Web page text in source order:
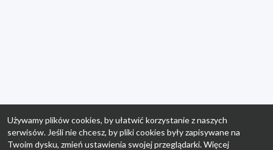
Używamy plików cookies, by ułatwić korzystanie z naszych
serwisów. Jeśli nie chcesz, by pliki cookies były zapisywane na
Twoim dysku, zmień ustawienia swojej przeglądarki. Więcej